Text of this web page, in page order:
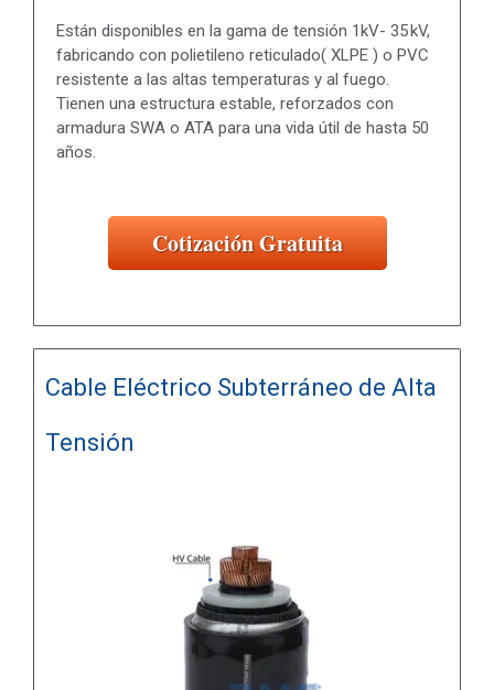
Están disponibles en la gama de tensión 1kV- 35 kV,
fabricando con polietileno reticulado( XLPE ) o PVC
resistente a las altas temperaturas y al fuego.
Tienen una estructura estable, reforzados con
armadura SWA o ATA para una vida útil de hasta 50
años.
Cotización Gratuita
Cable Eléctrico Subterráneo de Alta
Tensión